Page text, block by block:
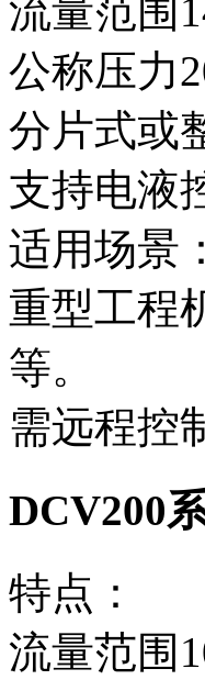
流量范围
公称压力
分片式或
支持电液
适用场景‌：
重型工程
等。
需远程控
DCV200
特点‌：
流量范围